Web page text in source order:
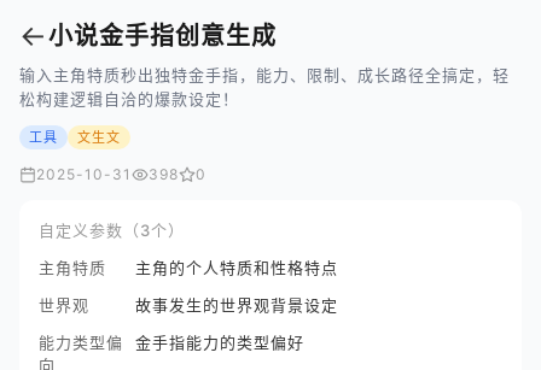
←小说金手指创意生成
输入主角特质秒出独特金手指，能力、限制、成长路径全搞定，轻
松构建逻辑自洽的爆款设定！
工具 文生文
2025-10-31 398 0
自定义参数（3个）
主角特质
主角的个人特质和性格特点
世界观
故事发生的世界观背景设定
能力类型偏
向
金手指能力的类型偏好